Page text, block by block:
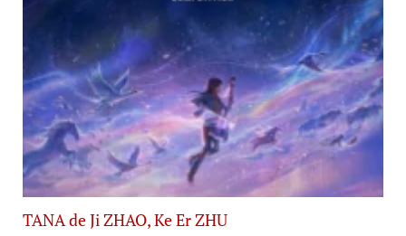
TANA de Ji ZHAO, Ke Er ZHU